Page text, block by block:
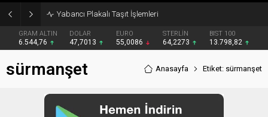
Yabancı Plakalı Taşıt İşlemleri
GRAM ALTIN
6.544,76
DOLAR
47,7013
EURO
55,0086
STERLİN
64,2273
BIST 100
13.798,82
sürmanşet Anasayfa Etiket: sürmanşet